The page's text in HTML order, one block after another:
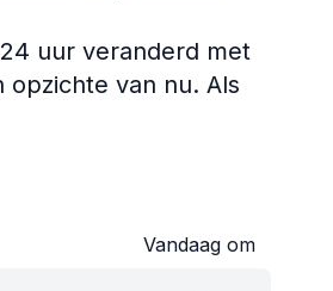
uur veranderd met
opzichte van nu. Als
Vandaag om